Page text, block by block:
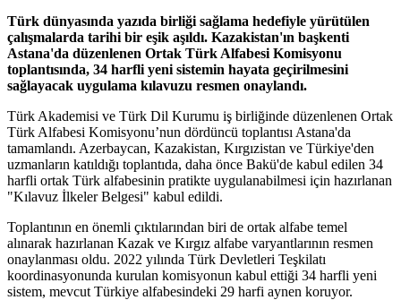
Türk dünyasında yazıda birliği sağlama hedefiyle yürütülen
çalışmalarda tarihi bir eşik aşıldı. Kazakistan'ın başkenti
Astana'da düzenlenen Ortak Türk Alfabesi Komisyonu
toplantısında, 34 harfli yeni sistemin hayata geçirilmesini
sağlayacak uygulama kılavuzu resmen onaylandı.
Türk Akademisi ve Türk Dil Kurumu iş birliğinde düzenlenen Ortak
Türk Alfabesi Komisyonu’nun dördüncü toplantısı Astana'da
tamamlandı. Azerbaycan, Kazakistan, Kırgızistan ve Türkiye'den
uzmanların katıldığı toplantıda, daha önce Bakü'de kabul edilen 34
harfli ortak Türk alfabesinin pratikte uygulanabilmesi için hazırlanan
"Kılavuz İlkeler Belgesi" kabul edildi.
Toplantının en önemli çıktılarından biri de ortak alfabe temel
alınarak hazırlanan Kazak ve Kırgız alfabe varyantlarının resmen
onaylanması oldu. 2022 yılında Türk Devletleri Teşkilatı
koordinasyonunda kurulan komisyonun kabul ettiği 34 harfli yeni
sistem, mevcut Türkiye alfabesindeki 29 harfi aynen koruyor.